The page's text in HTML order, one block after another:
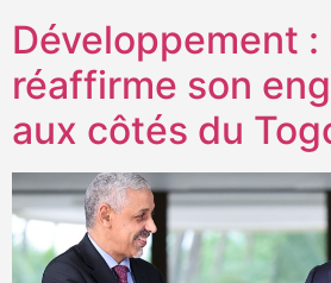
Développement :
réaffirme son
aux côtés du